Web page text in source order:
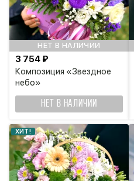
НЕТ В НАЛИЧИИ
Композиция «Звездное
небо»
3 754 ₽
НЕТ В НАЛИЧИИ
ХИТ!